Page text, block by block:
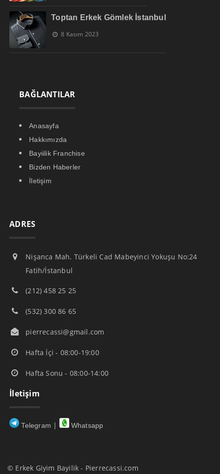
Toptan Erkek Gömlek İstanbul
8 Kasım 2023
BAĞLANTILAR
Anasayfa
Hakkımızda
Bayiilik Franchise
Bizden Haberler
İletişim
ADRES
Nişanca Mah. Türkeli Cad Mabeyinci Yokuşu No:24
Fatih/İstanbul
(212) 458 25 25
(532) 300 86 65
pierrecassi@gmail.com
Hafta İçi - 08:00-19:00
Hafta Sonu - 08:00-14:00
İletişim
Telegram | Whatsapp
© Erkek Giyim Bayilik - Pierrecassi.com